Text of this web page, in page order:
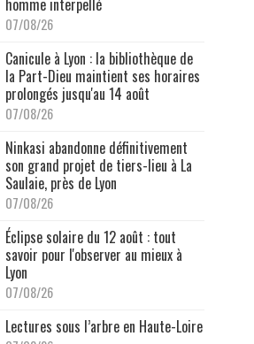
07/08/26
Canicule à Lyon : la bibliothèque de
la Part-Dieu maintient ses horaires
prolongés jusqu'au 14 août
07/08/26
Ninkasi abandonne définitivement
son grand projet de tiers-lieu à La
Saulaie, près de Lyon
07/08/26
Éclipse solaire du 12 août : tout
savoir pour l'observer au mieux à
Lyon
07/08/26
Lectures sous l’arbre en Haute-Loire